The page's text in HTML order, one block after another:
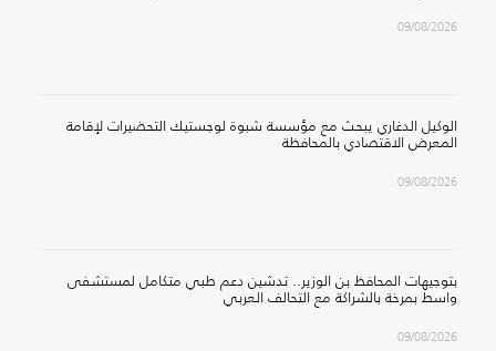
09/08/2026
الوكيل الدغاري يبحث مع مؤسسة شبوة لوجستيك التحضيرات لإقامة
المعرض الاقتصادي بالمحافظة
09/08/2026
بتوجيهات المحافظ بن الوزير.. تدشين دعم طبي متكامل لمستشفى
واسط بمرخة بالشراكة مع التحالف العربي
09/08/2026